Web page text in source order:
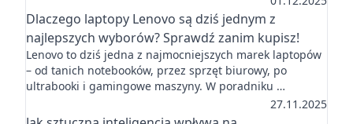
Dlaczego laptopy Lenovo są dziś jednym z
najlepszych wyborów? Sprawdź zanim kupisz!
Lenovo to dziś jedna z najmocniejszych marek laptopów
– od tanich notebooków, przez sprzęt biurowy, po
ultrabooki i gamingowe maszyny. W poradniku …
27.11.2025